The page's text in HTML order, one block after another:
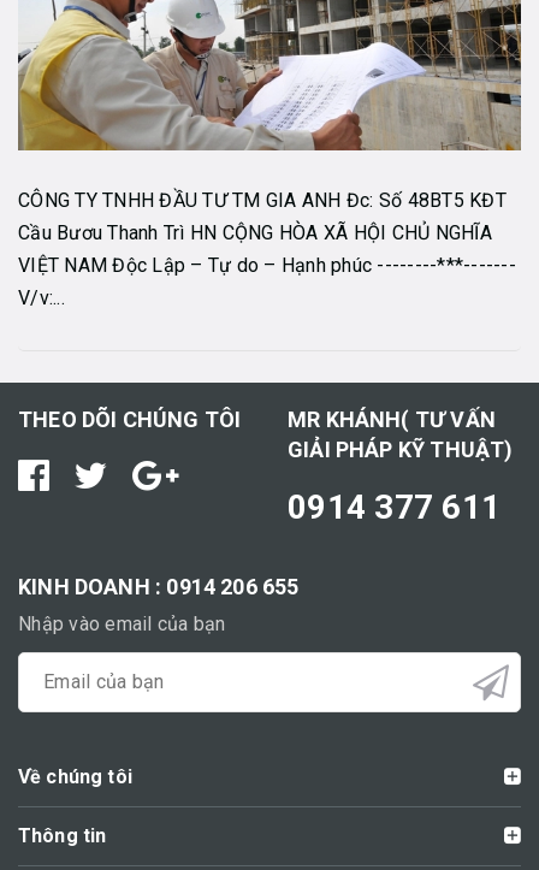
CÔNG TY TNHH ĐẦU TƯ TM GIA ANH Đc: Số 48BT5 KĐT
Cầu Bươu Thanh Trì HN CỘNG HÒA XÃ HỘI CHỦ NGHĨA
VIỆT NAM Độc Lập – Tự do – Hạnh phúc --------***-------
V/v:...
THEO DÕI CHÚNG TÔI
MR KHÁNH( TƯ VẤN
GIẢI PHÁP KỸ THUẬT)
0914 377 611
KINH DOANH : 0914 206 655
Nhập vào email của bạn
Về chúng tôi
Thông tin